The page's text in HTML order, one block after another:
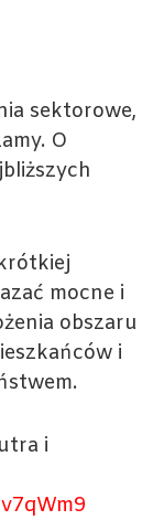
sektorowe,
O
mocne i
obszaru
i
i